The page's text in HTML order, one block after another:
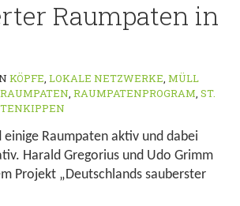
Raumpaten in
KÖPFE, LOKALE NETZWERKE, MÜLL
RAUMPATEN, RAUMPATENPROGRAM, ST.
einige Raumpaten aktiv und dabei
Harald Gregorius und Udo Grimm
Projekt „Deutschlands sauberster